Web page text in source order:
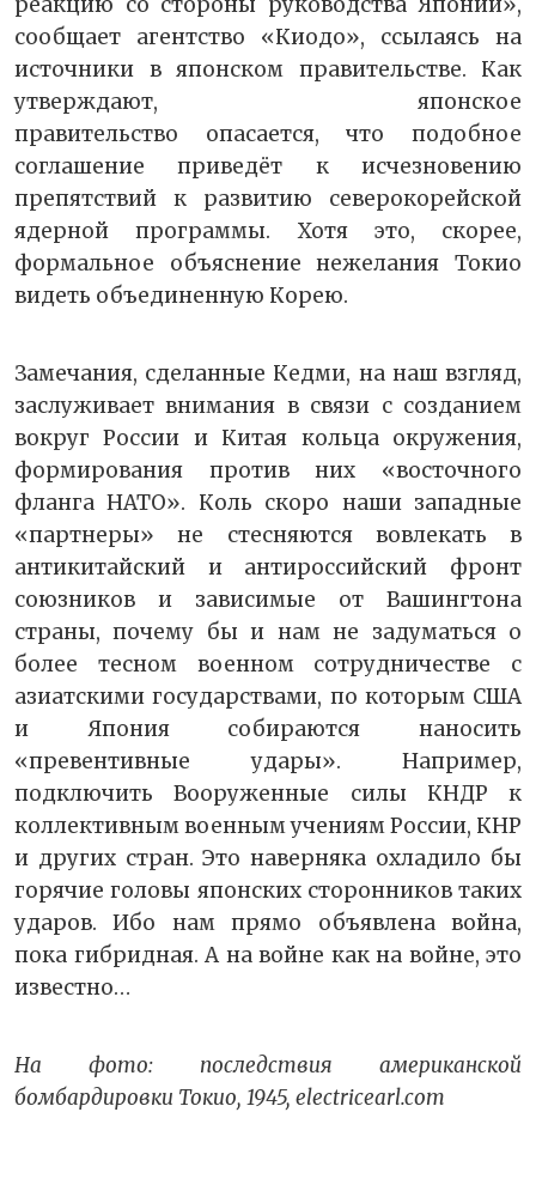
реакцию со стороны руководства Японии»,
сообщает агентство «Киодо», ссылаясь на
источники в японском правительстве. Как
утверждают, японское
правительство опасается, что подобное
соглашение приведёт к исчезновению
препятствий к развитию северокорейской
ядерной программы. Хотя это, скорее,
формальное объяснение нежелания Токио
видеть объединенную Корею.
Замечания, сделанные Кедми, на наш взгляд,
заслуживает внимания в связи с созданием
вокруг России и Китая кольца окружения,
формирования против них «восточного
фланга НАТО». Коль скоро наши западные
«партнеры» не стесняются вовлекать в
антикитайский и антироссийский фронт
союзников и зависимые от Вашингтона
страны, почему бы и нам не задуматься о
более тесном военном сотрудничестве с
азиатскими государствами, по которым США
и Япония собираются наносить
«превентивные удары». Например,
подключить Вооруженные силы КНДР к
коллективным военным учениям России, КНР
и других стран. Это наверняка охладило бы
горячие головы японских сторонников таких
ударов. Ибо нам прямо объявлена война,
пока гибридная. А на войне как на войне, это
известно…
На фото: последствия американской
бомбардировки Токио, 1945, electricearl.com